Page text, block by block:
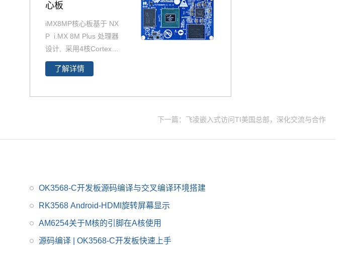
心板
iMX8MP核心板基于 NX
P i.MX 8M Plus 处理器
设计, 采用4核Cortex-A
53 和 Cortex-M7架
构。支持双千兆网口，i
运行速率可达2.3TOP
慧家庭、楼宇、城市和
用户手册，iMX8MP原
理图，引脚定义等。
了解详情
下一篇：飞凌嵌入式访问TI美国总部，深化交流与合作
OK3568-C开发板源码编译与交叉编译环境搭建
RK3568 Android-HDMI旋转屏幕显示
AM6254关于M核的引脚在A核使用
源码编译 | OK3568-C开发板快速上手